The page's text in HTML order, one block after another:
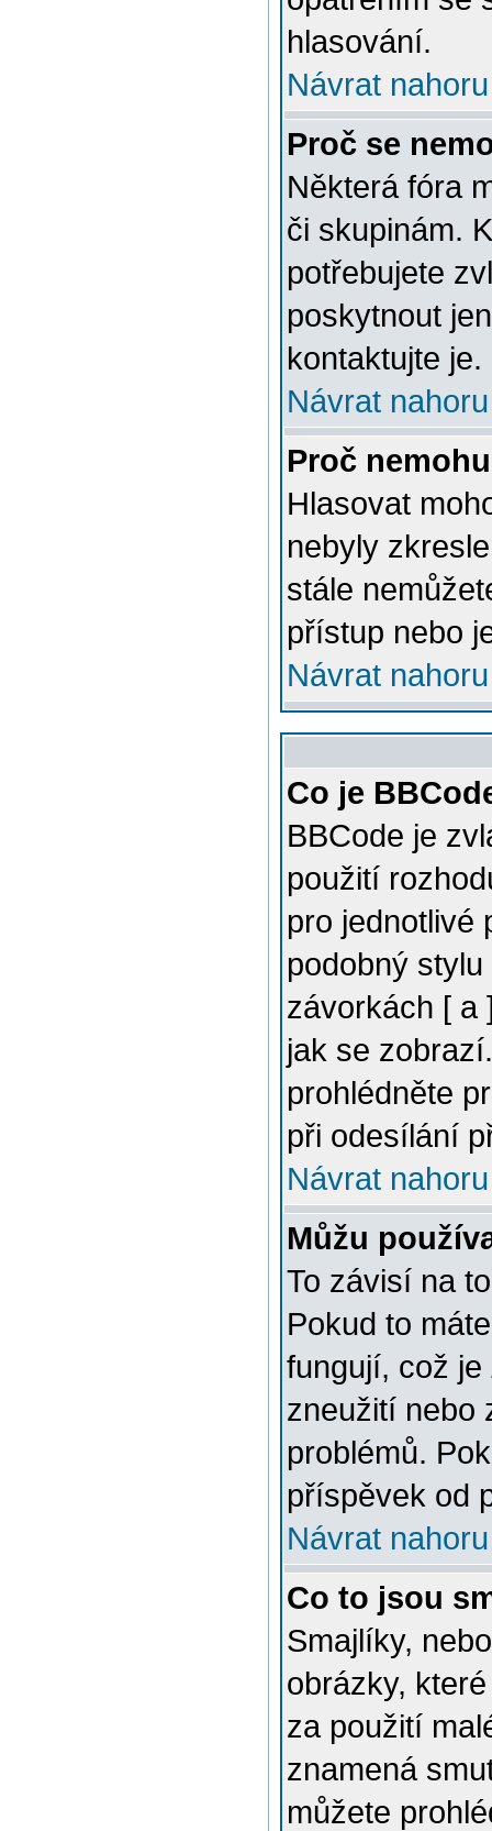
hlasování.
Návrat nahoru
Proč se
Některá fóra
či skupinám.
potřebujete
poskytnout
kontaktujte je.
Návrat nahoru
Proč
Hlasovat
nebyly
stále
přístup nebo
Návrat nahoru
Co je
BBCode je
použití
pro jednotlivé
podobný
závorkách [ a
jak se
prohlédněte
při odesílání
Návrat nahoru
Můžu
To závisí na
Pokud to
fungují, což je
zneužití nebo
problémů.
příspěvek od
Návrat nahoru
Co to jsou
Smajlíky,
obrázky,
za použití
znamená
můžete